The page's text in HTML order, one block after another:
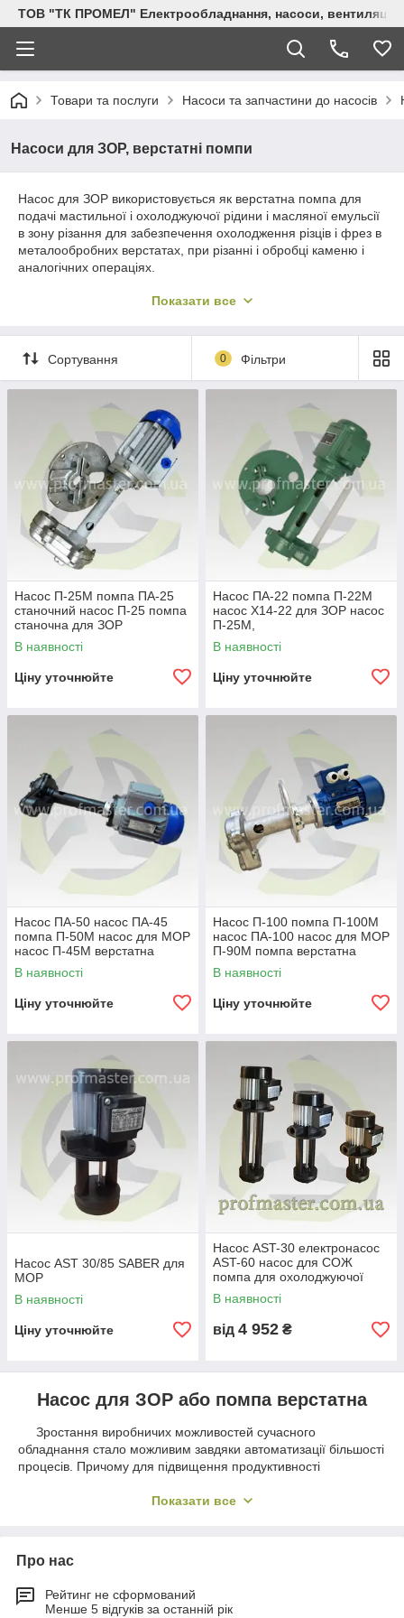
ТОВ "ТК ПРОМЕЛ" Електрообладнання, насоси, вентиляція,
Товари та послуги Насоси та запчастини до насосів
Насоси для ЗОР, верстатні помпи
Насос для ЗОР використовується як верстатна помпа для
подачі мастильної і охолоджуючої рідини і масляної емульсії
в зону різання для забезпечення охолодження різців і фрез в
металообробних верстатах, при різанні і обробці каменю і
аналогічних операціях.
його нові аналоги П-25М, а також Х-14-22 використовуються
П-50М, а також насос ПА-100 , ПА-200 .
У верстатах імпортного виробництва використовують також
верстатні насоси для ЗОР типу AST-30 і AST-60 а також
багато інших аналогів і різновидів.
Показати все
Сортування 0 Фільтри
Насос П-25М помпа ПА-25
станочний насос П-25 помпа
станочна для ЗОР
В наявності
Ціну уточнюйте
Насос ПА-22 помпа П-22М
насос Х14-22 для ЗОР насос
П-25М,
В наявності
Ціну уточнюйте
Насос ПА-50 насос ПА-45
помпа П-50М насос для МОР
насос П-45М верстатна
помпа П-45М насос
верстатний П-50
В наявності
Ціну уточнюйте
Насос П-100 помпа П-100М
насос ПА-100 насос для МОР
П-90М помпа верстатна
ПА-90 для МОР насос
верстатний ПА-100
В наявності
Ціну уточнюйте
Насос AST 30/85 SABER для
МОР
В наявності
Ціну уточнюйте
Насос AST-30 електронасос
AST-60 насос для СОЖ
помпа для охолоджуючої
рідини
В наявності
від 4 952 ₴
Насос для ЗОР або помпа верстатна
Зростання виробничих можливостей сучасного
обладнання стало можливим завдяки автоматизації більшості
процесів. Причому для підвищення продуктивності
зміни, такі як системи ЧПУ, так і обладнання, здатне
можна як раз віднести насоси для мастильно-охолоджуючої
рідини, що відповідають за перекачування мастильних
матеріалів в зони тертя механізмів і поверхонь або в зону
різання.
Показати все
Про нас
Рейтинг не сформований
Менше 5 відгуків за останній рік